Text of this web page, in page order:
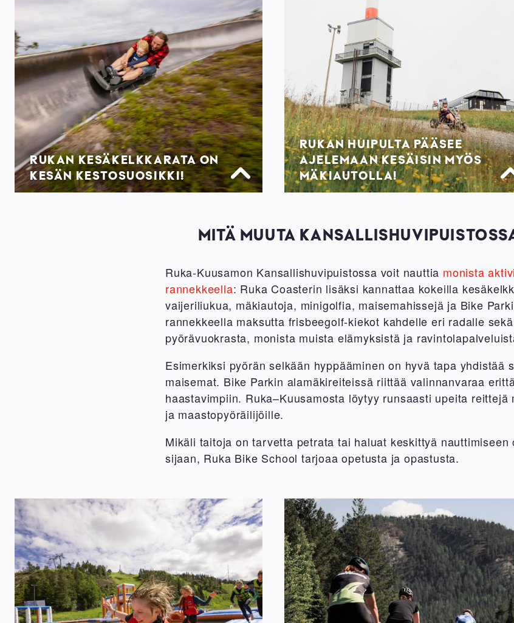
RUKAN KESÄKELKKARATA ON
KESÄN KESTOSUOSIKKI!
RUKAN HUIPULTA PÄÄSEE
AJELEMAAN KESÄISIN MYÖS
MÄKIAUTOLLA!
MITÄ MUUTA
Ruka-Kuusamon Kansallishuvipuistossa voit nauttia monista
rannekkeella: Ruka Coasterin lisäksi kannattaa kokeilla
vaijeriliukua, mäkiautoja, minigolfia, maisemahissejä ja Bike
rannekkeella maksutta frisbeegolf-kiekot kahdelle eri radalle
pyörävuokrasta, monista muista elämyksistä ja
Esimerkiksi pyörän selkään hyppääminen on hyvä tapa yhdistää
maisemat. Bike Parkin alamäkireiteissä riittää valinnanvaraa
haastavimpiin. Ruka–Kuusamosta löytyy runsaasti upeita
ja maastopyöräilijöille.
Mikäli taitoja on tarvetta petrata tai haluat keskittyä nauttimiseen
sijaan, Ruka Bike School tarjoaa opetusta ja opastusta.